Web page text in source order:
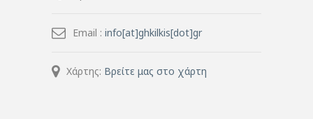
Email : info[at]ghkilkis[dot]gr
Χάρτης: Βρείτε μας στο χάρτη